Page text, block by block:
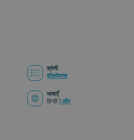
श्रेणी
वॉलपेपरस
भाषाएँ
हिन्दी 1 और